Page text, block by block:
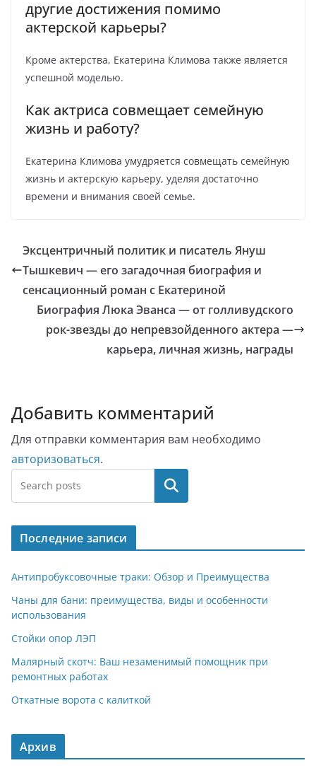
другие достижения помимо
актерской карьеры?
Кроме актерства, Екатерина Климова также является
успешной моделью.
Как актриса совмещает семейную
жизнь и работу?
Екатерина Климова умудряется совмещать семейную
жизнь и актерскую карьеру, уделяя достаточно
времени и внимания своей семье.
Эксцентричный политик и писатель Януш
Тышкевич — его загадочная биография и
сенсационный роман с Екатериной
Биография Люка Эванса — от голливудского
рок-звезды до непревзойденного актера —
карьера, личная жизнь, награды
Добавить комментарий
Для отправки комментария вам необходимо
авторизоваться.
Поиск
Последние записи
Антипробуксовочные траки: Обзор и Преимущества
Чаны для бани: преимущества, виды и особенности
использования
Стойки опор ЛЭП
Малярный скотч: Ваш незаменимый помощник при
ремонтных работах
Откатные ворота с калиткой
Архив